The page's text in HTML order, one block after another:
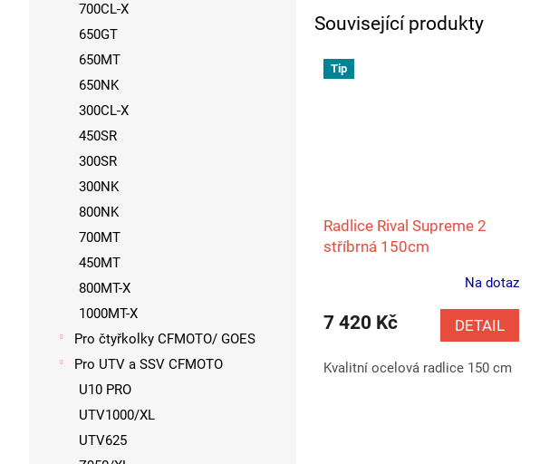
700CL-X
650GT
650MT
650NK
300CL-X
450SR
300SR
300NK
800NK
700MT
450MT
800MT-X
1000MT-X
Pro čtyřkolky CFMOTO/ GOES
Pro UTV a SSV CFMOTO
U10 PRO
UTV1000/XL
UTV625
Související produkty
Tip
Radlice Rival Supreme 2
stříbrná 150cm
Na dotaz
7 420 Kč DETAIL
Kvalitní ocelová radlice 150 cm